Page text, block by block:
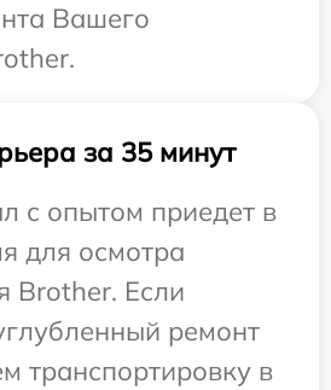
Вашего
за 35 минут
с опытом приедет в
для осмотра
Brother. Если
ремонт
транспортировку в